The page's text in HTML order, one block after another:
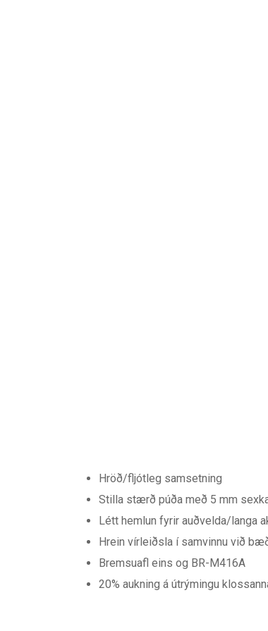
Hröð/fljótleg samsetning
Stilla stærð púða með 5 mm
Létt hemlun fyrir auðvelda/langa
Hrein vírleiðsla í samvinnu við
Bremsuafl eins og BR-M416A
20% aukning á útrýmingu